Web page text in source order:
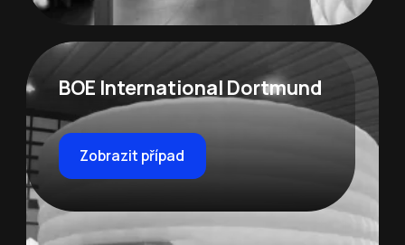
BOE International Dortmund
Zobrazit případ